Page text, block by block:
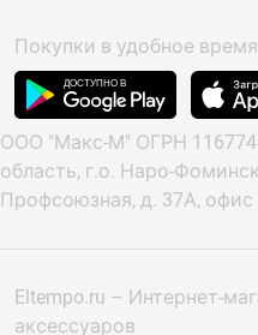
Покупки в удобное
ООО "Макс-М" ОГРН
область, г.о. Наро-
Профсоюзная, д. 37А, офис
Eltempo.ru – Интернет-
аксессуаров